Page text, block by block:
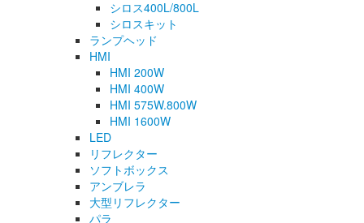
シロス400L/800L
シロスキット
ランプヘッド
HMI
HMI 200W
HMI 400W
HMI 575W.800W
HMI 1600W
LED
リフレクター
ソフトボックス
アンブレラ
大型リフレクター
パラ